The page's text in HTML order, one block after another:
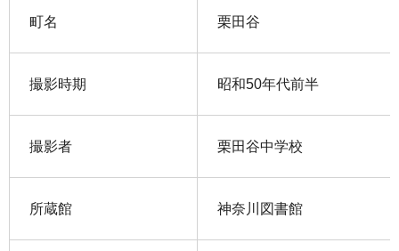
町名 栗田谷
撮影時期 昭和50年代前半
撮影者 栗田谷中学校
所蔵館 神奈川図書館